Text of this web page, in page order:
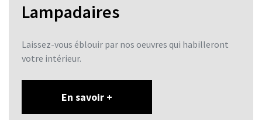
Lampadaires
Laissez-vous éblouir par nos oeuvres qui habilleront
votre intérieur.
En savoir +